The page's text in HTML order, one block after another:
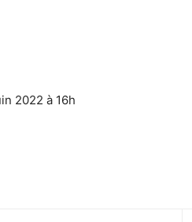
2022 à 16h